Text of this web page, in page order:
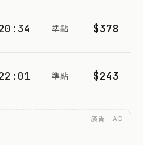
準點 $378
準點 $243
廣告 · AD